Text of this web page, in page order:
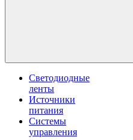
Светодиодные
ленты
Источники
питания
Системы
управления